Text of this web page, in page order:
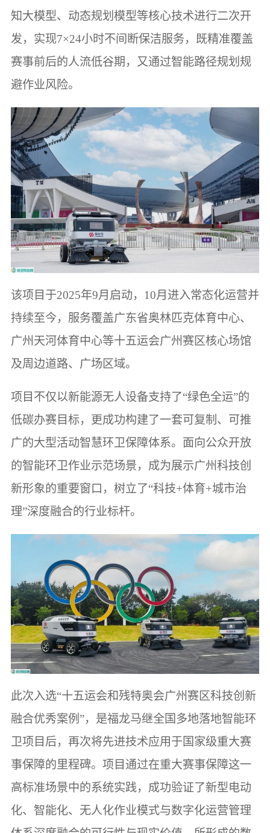
知大模型、动态规划模型等核心技术进行二次开
发，实现7×24小时不间断保洁服务，既精准覆盖
赛事前后的人流低谷期，又通过智能路径规划规
避作业风险。
该项目于2025年9月启动，10月进入常态化运营并
持续至今，服务覆盖广东省奥林匹克体育中心、
广州天河体育中心等十五运会广州赛区核心场馆
及周边道路、广场区域。
项目不仅以新能源无人设备支持了“绿色全运”的
低碳办赛目标，更成功构建了一套可复制、可推
广的大型活动智慧环卫保障体系。面向公众开放
的智能环卫作业示范场景，成为展示广州科技创
新形象的重要窗口，树立了“科技+体育+城市治
理”深度融合的行业标杆。
此次入选“十五运会和残特奥会广州赛区科技创新
融合优秀案例”，是福龙马继全国多地落地智能环
卫项目后，再次将先进技术应用于国家级重大赛
事保障的里程碑。项目通过在重大赛事保障这一
高标准场景中的系统实践，成功验证了新型电动
化、智能化、无人化作业模式与数字化运营管理